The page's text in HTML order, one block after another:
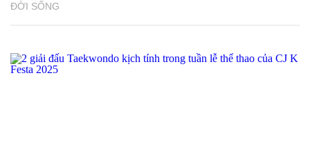
ĐỜI SỐNG